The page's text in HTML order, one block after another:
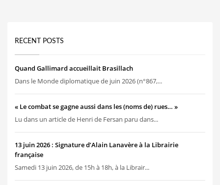
RECENT POSTS
Quand Gallimard accueillait Brasillach
Dans le Monde diplomatique de juin 2026 (n°867,...
« Le combat se gagne aussi dans les (noms de) rues… »
Lu dans un article de Henri de Fersan paru dans...
13 juin 2026 : Signature d’Alain Lanavère à la Librairie
française
Samedi 13 juin 2026, de 15h à 18h, à la Librair...